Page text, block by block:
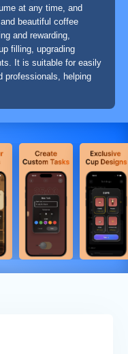
at any time, and
beautiful coffee
and rewarding,
filling, upgrading
It is suitable for easily
professionals, helping